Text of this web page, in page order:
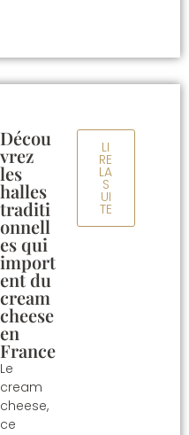
Décou
vrez
les
halles
traditi
onnell
es qui
import
ent du
cream
cheese
en
France
Le
cream
cheese,
ce
LI
RE
LA
S
UI
TE